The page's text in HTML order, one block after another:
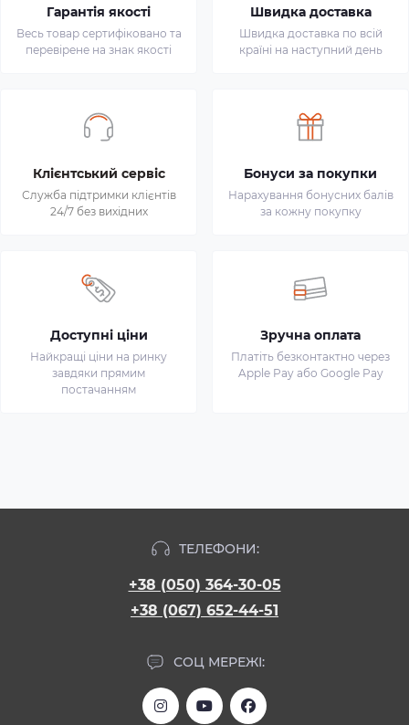
Гарантія якості
Весь товар сертифіковано та
перевірене на знак якості
Швидка доставка
Швидка доставка по всій
країні на наступний день
Клієнтський сервіс
Служба підтримки клієнтів
24/7 без вихідних
Бонуси за покупки
Нарахування бонусних балів
за кожну покупку
Доступні ціни
Найкращі ціни на ринку
завдяки прямим
постачанням
Зручна оплата
Платіть безконтактно через
Apple Pay або Google Pay
ТЕЛЕФОНИ:
+38 (050) 364-30-05
+38 (067) 652-44-51
СОЦ МЕРЕЖІ: